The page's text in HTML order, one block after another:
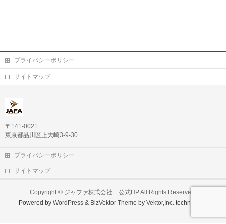
プライバシーポリシー
サイトマップ
〒141-0021
東京都品川区上大崎3-9-30
プライバシーポリシー
サイトマップ
Copyright © ジャファ株式会社 公式HPAll Rights Reserved.
Powered byWordPress & BizVektor Theme byVektor,Inc. technology.